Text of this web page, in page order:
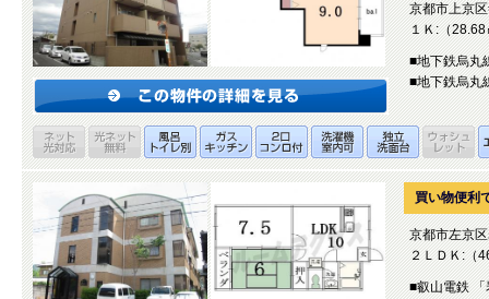
京都市上京
１Ｋ:（28.68
■地下鉄烏丸
■地下鉄烏丸
買い物便利
京都市左京
２ＬＤＫ:（
■叡山電鉄